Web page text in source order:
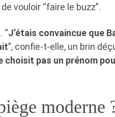
vouloir “faire le buzz”.
“J’étais convaincue que
”, confie-t-elle, un brin
choisit pas un prénom
moderne